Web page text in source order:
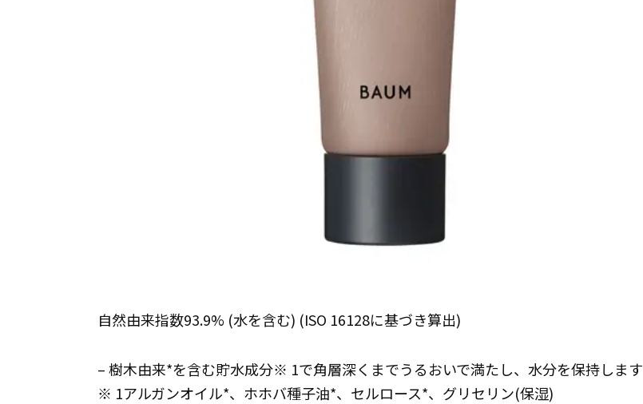
自然由来指数93.9% (水を含む) (ISO 16128に基づき算出)
– 樹木由来*を含む貯水成分※ 1で角層深くまでうるおいで満たし、水分を保持します
※ 1アルガンオイル*、ホホバ種子油*、セルロース*、グリセリン(保湿)